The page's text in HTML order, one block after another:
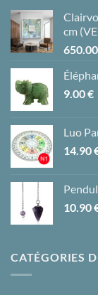
cm
650.00
9.00€
Luo
14.90
10.90
CATÉGORIES